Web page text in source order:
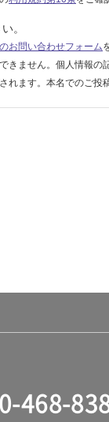
。
お問い合わせフォーム
きません。個人情報の
れます。本名でのご
468-